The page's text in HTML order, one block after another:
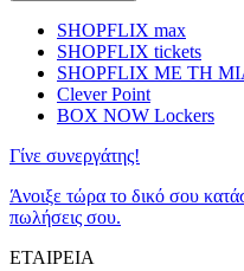
SHOPFLIX max
SHOPFLIX tickets
SHOPFLIX ΜΕ ΤΗ
Clever Point
BOX NOW Lockers
Γίνε συνεργάτης!
Άνοιξε τώρα το δικό σου
πωλήσεις σου.
ΕΤΑΙΡΕΙΑ